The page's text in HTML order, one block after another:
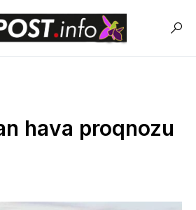
hava proqnozu